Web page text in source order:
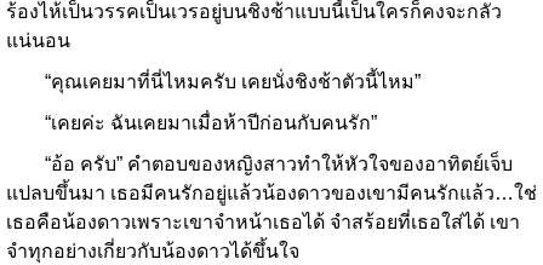
ร้องไห้เป็นวรรคเป็นเวรอยู่บนชิงช้าแบบนี้เป็นใครก็คงจะกลัว
แน่นอน
“คุณเคยมาที่นี่ไหมครับ เคยนั่งชิงช้าตัวนี้ไหม”
“เคยค่ะ ฉันเคยมาเมื่อห้าปีก่อนกับคนรัก”
“อ้อ ครับ” คำตอบของหญิงสาวทำให้หัวใจของอาทิตย์เจ็บ
แปลบขึ้นมา เธอมีคนรักอยู่แล้วน้องดาวของเขามีคนรักแล้ว…ใช่
เธอคือน้องดาวเพราะเขาจำหน้าเธอได้ จำสร้อยที่เธอใส่ได้ เขา
จำทุกอย่างเกี่ยวกับน้องดาวได้ขึ้นใจ